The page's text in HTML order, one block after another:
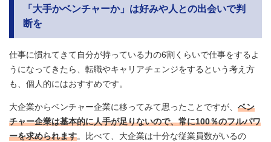
「大手かベンチャーか」は好みや人との出会いで判
断を
仕事に慣れてきて自分が持っている力の6割くらいで仕事をするよ
うになってきたら、転職やキャリアチェンジをするという考え方
も、個人的にはおすすめです。
大企業からベンチャー企業に移ってみて思ったことですが、 ベン
チャー企業は基本的に人手が足りないので、常に100％のフルパワ
ーを求められます。比べて、大企業は十分な従業員数がいるの